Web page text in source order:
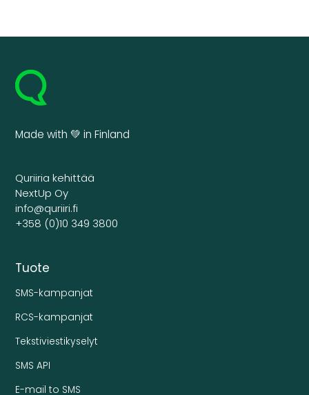
Made with 💚 in Finland
Quriiria kehittää
NextUp Oy
info@quriiri.fi
+358 (0)10 349 3800
Tuote
SMS-kampanjat
RCS-kampanjat
Tekstiviestikyselyt
SMS API
E-mail to SMS